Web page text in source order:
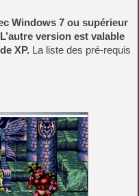
Windows 7 ou supérieur
version est valable
XP. La liste des pré-requis